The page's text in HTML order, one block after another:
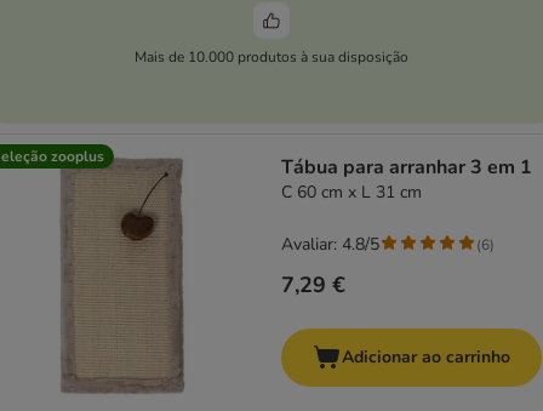
Mais de 10.000 produtos à sua disposição
zooplus Tábua para arranhar 3 em 1
C 60 cm x L 31 cm
7,29 €
Avaliar: 4.8/5 (6)
Adicionar ao carrinho